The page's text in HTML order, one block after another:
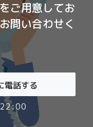
ご用意してお
問い合わせく
電話する